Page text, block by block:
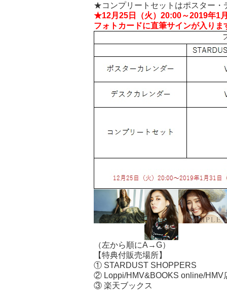
★コンプリートセットはポスター・
★12月25日（火）20:00～2019年1
フォトカードに直筆サインが入りま
（左から順にA→G）
【特典付販売場所】
① STARDUST SHOPPERS
② Loppi/HMV&BOOKS online/HMV
③ 楽天ブックス